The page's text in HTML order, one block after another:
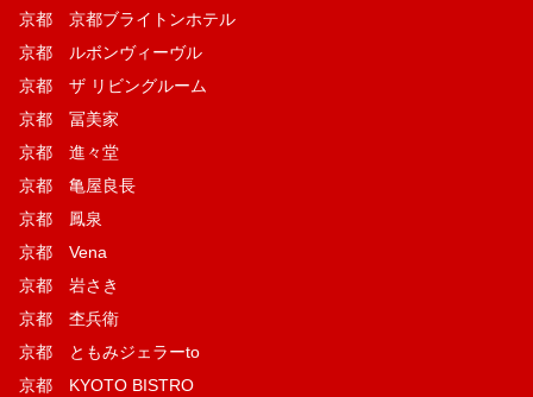
京都 京都ブライトンホテル
京都 ルボンヴィーヴル
京都 ザ リビングルーム
京都 冨美家
京都 進々堂
京都 亀屋良長
京都 鳳泉
京都 Vena
京都 岩さき
京都 杢兵衛
京都 ともみジェラーto
京都 KYOTO BISTRO